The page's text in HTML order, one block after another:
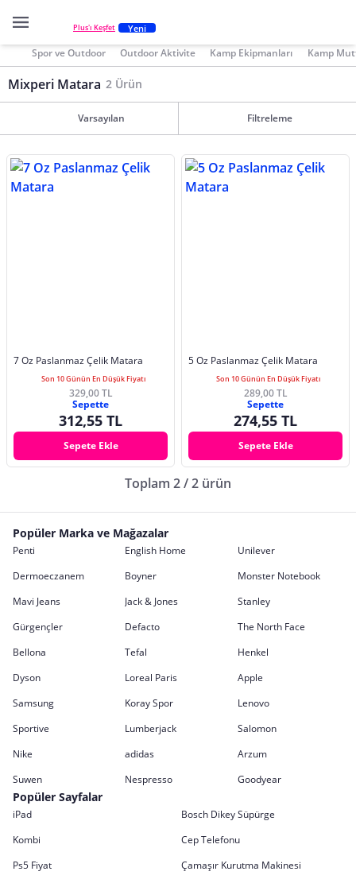
Plus'ı Keşfet Yeni
Spor ve Outdoor Outdoor Aktivite Kamp Ekipmanları Kamp
Mixperi Matara 2 Ürün
Varsayılan Filtreleme
7 Oz Paslanmaz Çelik Matara
Son 10 Günün En Düşük Fiyatı
329,00 TL
Sepette
312,55 TL
Sepete Ekle
5 Oz Paslanmaz Çelik Matara
Son 10 Günün En Düşük Fiyatı
289,00 TL
Sepette
274,55 TL
Sepete Ekle
Toplam 2 / 2 ürün
Popüler Marka ve Mağazalar
Penti English Home
Unilever
Dermoeczanem
Boyner
Monster Notebook
Mavi Jeans
Jack & Jones
Stanley
Gürgençler
Defacto
The North Face
Bellona
Tefal
Henkel
Dyson
Loreal Paris
Apple
Samsung
Koray Spor
Lenovo
Sportive
Lumberjack
Salomon
Nike
adidas
Arzum
Suwen
Nespresso Goodyear
Popüler Sayfalar
iPad
Bosch Dikey Süpürge
Kombi
Cep Telefonu
Ps5 Fiyat
Çamaşır Kurutma Makinesi